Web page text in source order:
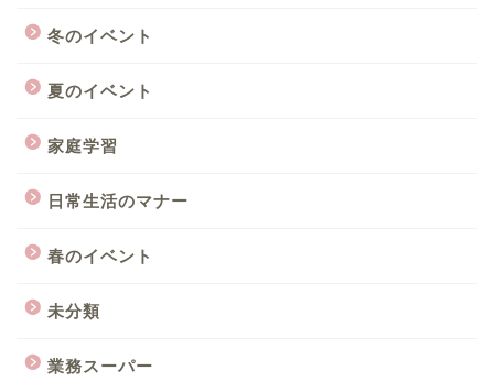
冬のイベント
夏のイベント
家庭学習
日常生活のマナー
春のイベント
未分類
業務スーパー